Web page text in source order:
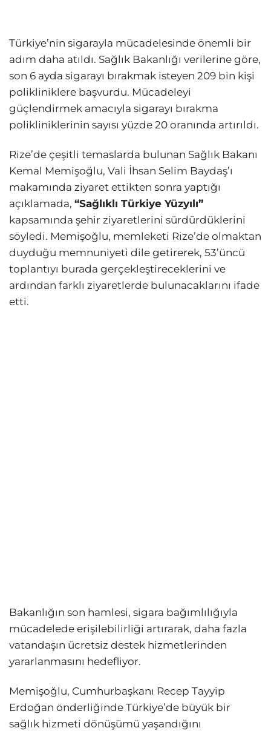
Türkiye’nin sigarayla mücadelesinde önemli bir
adım daha atıldı. Sağlık Bakanlığı verilerine göre,
son 6 ayda sigarayı bırakmak isteyen 209 bin kişi
polikliniklere başvurdu. Mücadeleyi
güçlendirmek amacıyla sigarayı bırakma
polikliniklerinin sayısı yüzde 20 oranında artırıldı.
Rize’de çeşitli temaslarda bulunan Sağlık Bakanı
Kemal Memişoğlu, Vali İhsan Selim Baydaş’ı
makamında ziyaret ettikten sonra yaptığı
açıklamada, “Sağlıklı Türkiye Yüzyılı”
kapsamında şehir ziyaretlerini sürdürdüklerini
söyledi. Memişoğlu, memleketi Rize’de olmaktan
duyduğu memnuniyeti dile getirerek, 53’üncü
toplantıyı burada gerçekleştireceklerini ve
ardından farklı ziyaretlerde bulunacaklarını ifade
etti.
Bakanlığın son hamlesi, sigara bağımlılığıyla
mücadelede erişilebilirliği artırarak, daha fazla
vatandaşın ücretsiz destek hizmetlerinden
yararlanmasını hedefliyor.
Memişoğlu, Cumhurbaşkanı Recep Tayyip
Erdoğan önderliğinde Türkiye’de büyük bir
sağlık hizmeti dönüşümü yaşandığını